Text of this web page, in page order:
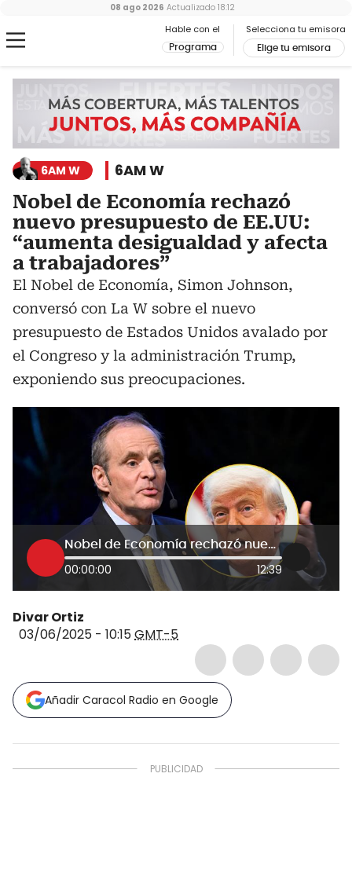
Hable con el
Programa
Selecciona tu emisora
Elige tu emisora
08 ago 2026 Actualizado 18:12
6AM W 6AM W
Nobel de Economía rechazó
nuevo presupuesto de EE.UU:
“aumenta desigualdad y afecta
a trabajadores”
El Nobel de Economía, Simon Johnson,
conversó con La W sobre el nuevo
presupuesto de Estados Unidos avalado por
el Congreso y la administración Trump,
exponiendo sus preocupaciones.
Nobel de Economía rechazó nuevo presupuesto de EE.UU: “aumenta desigualdad y afecta a trabajadores”
00:00:00 12:39
Divar Ortiz
03/06/2025 - 10:15GMT-5
Añadir Caracol Radio en Google